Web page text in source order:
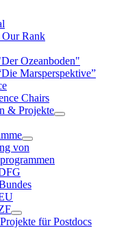
Rank
Ozeanboden"
Marsperspektive”
Chairs
& Projekte
von
für Postdocs